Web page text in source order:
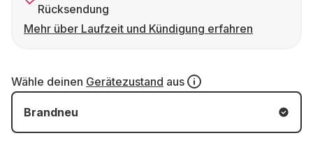
Rücksendung
Mehr über Laufzeit und Kündigung erfahren
Wähle deinen Gerätezustand aus
Brandneu